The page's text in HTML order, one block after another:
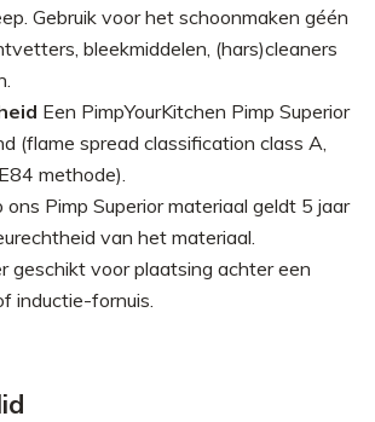
Gebruik voor het schoonmaken géén
bleekmiddelen, (hars)cleaners
Een PimpYourKitchen Pimp Superior
(flame spread classification class A,
methode).
ons Pimp Superior materiaal geldt 5 jaar
van het materiaal.
geschikt voor plaatsing achter een
inductie-fornuis.